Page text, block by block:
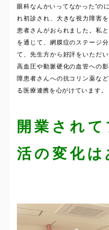
眼科なんかいってなかった”の
れ初診され、大きな視力障害
患者さんがおられました。私
を通じて、網膜症のステージ
て、先生方から好評をいただ
高血圧や動脈硬化の血管への
障患者さんへの抗コリン薬な
る医療連携を心がけています。
開業され
活の変化は